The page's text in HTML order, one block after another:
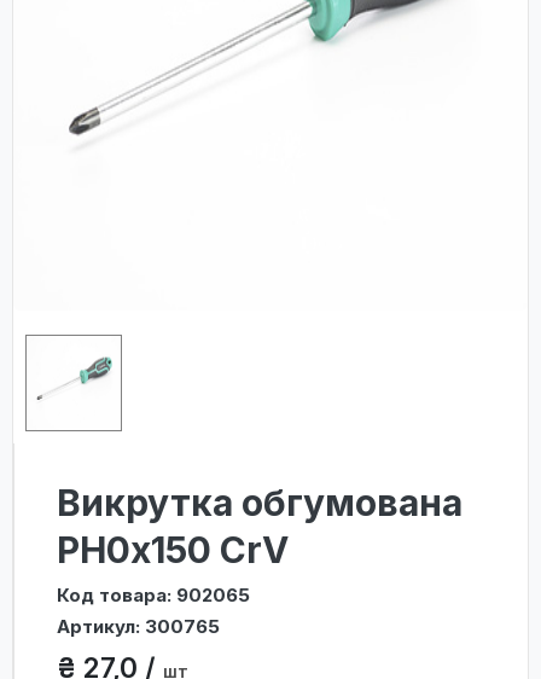
Викрутка обгумована
PH0x150 CrV
Код товара: 902065
Артикул: 300765
₴ 27,0 / шт